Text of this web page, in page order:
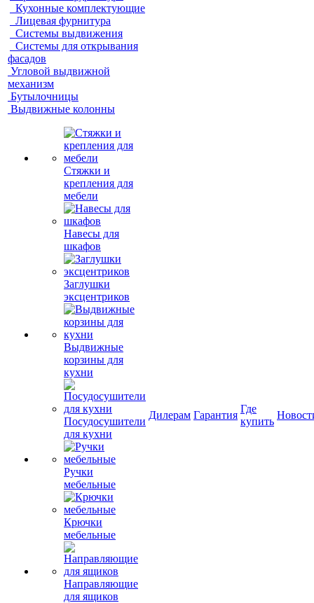
Кухонные комплектующие
Лицевая фурнитура
Системы выдвижения
Системы для открывания
фасадов
Угловой выдвижной
механизм
Бутылочницы
Выдвижные колонны
Стяжки и
крепления для
мебели
Навесы для
шкафов
Заглушки
эксцентриков
Выдвижные
корзины для
кухни
Посудосушители
для кухни
Ручки
мебельные
Крючки
мебельные
Направляющие
для ящиков
Дилерам Гарантия
Где
купить